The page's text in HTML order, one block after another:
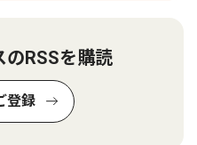
のRSSを購読
登録